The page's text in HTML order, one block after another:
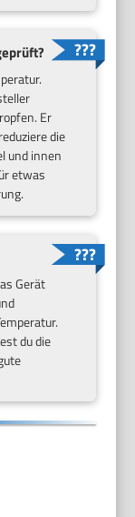
Er
die
und innen
etwas
Gerät
du die